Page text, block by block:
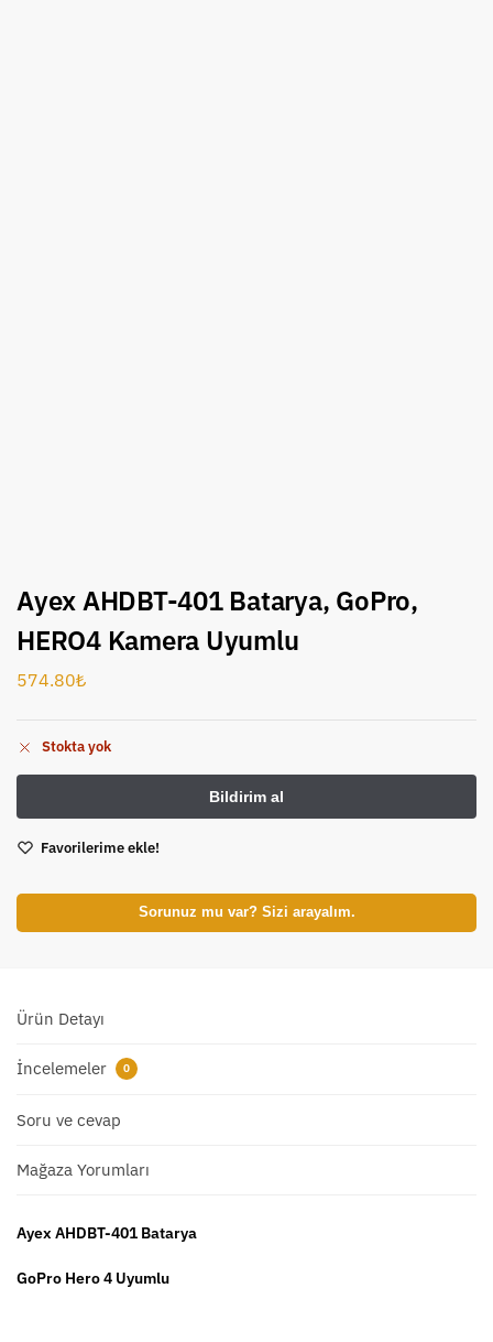
Ayex AHDBT-401 Batarya, GoPro,
HERO4 Kamera Uyumlu
574.80₺
Stokta yok
Favorilerime ekle!
Sorunuz mu var? Sizi arayalım.
Ürün Detayı
İncelemeler 0
Soru ve cevap
Mağaza Yorumları
Ayex AHDBT-401 Batarya
GoPro Hero 4 Uyumlu